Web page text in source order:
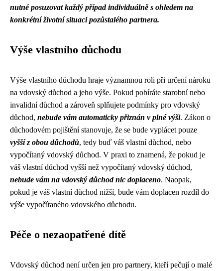
nutné posuzovat každý případ individuálně s ohledem na
konkrétní životní situaci pozůstalého partnera.
Výše vlastního důchodu
Výše vlastního důchodu hraje významnou roli při určení nároku
na vdovský důchod a jeho výše. Pokud pobíráte starobní nebo
invalidní důchod a zároveň splňujete podmínky pro vdovský
důchod, nebude vám automaticky přiznán v plné výši. Zákon o
důchodovém pojištění stanovuje, že se bude vyplácet pouze
vyšší z obou důchodů, tedy buď váš vlastní důchod, nebo
vypočítaný vdovský důchod. V praxi to znamená, že pokud je
váš vlastní důchod vyšší než vypočítaný vdovský důchod,
nebude vám na vdovský důchod nic doplaceno. Naopak,
pokud je váš vlastní důchod nižší, bude vám doplacen rozdíl do
výše vypočítaného vdovského důchodu.
Péče o nezaopatřené dítě
Vdovský důchod není určen jen pro partnery, kteří pečují o malé